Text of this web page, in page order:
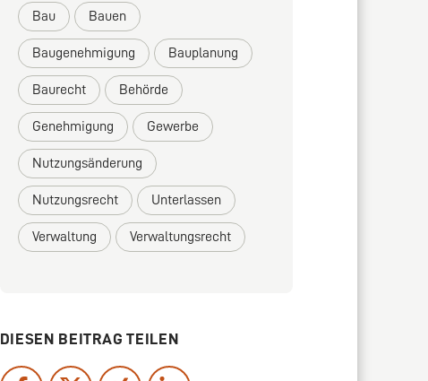
Bau Bauen
Baugenehmigung Bauplanung
Baurecht Behörde
Genehmigung Gewerbe
Nutzungsänderung
Nutzungsrecht Unterlassen
Verwaltung Verwaltungsrecht
DIESEN BEITRAG TEILEN